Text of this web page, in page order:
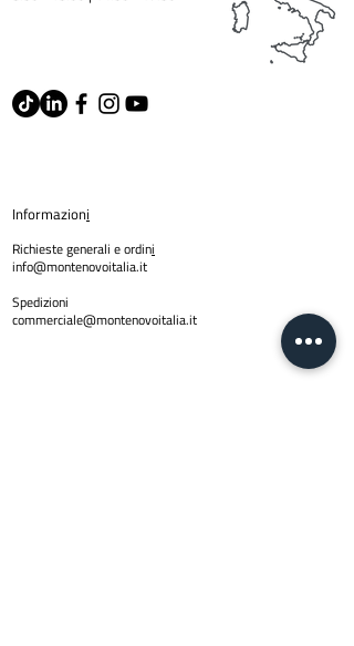
Informazioni
Richieste generali e ordini
info@montenovoitalia.it
Spedizioni
commerciale@montenovoitalia.it